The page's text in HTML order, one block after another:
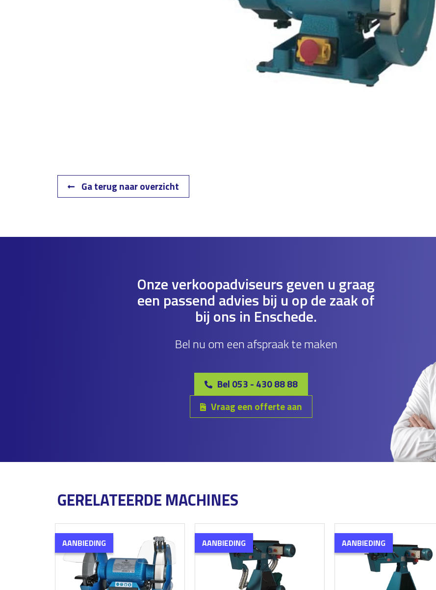
Ga terug naar overzicht
Onze verkoopadviseurs geven u graag
een passend advies bij u op de zaak of
bij ons in Enschede.
Bel nu om een afspraak te maken
Bel 053 - 430 88 88
Vraag een offerte aan
GERELATEERDE MACHINES
AANBIEDING AANBIEDING AANBIEDING